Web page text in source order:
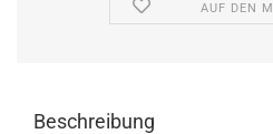
AUF DEN
Beschreibung